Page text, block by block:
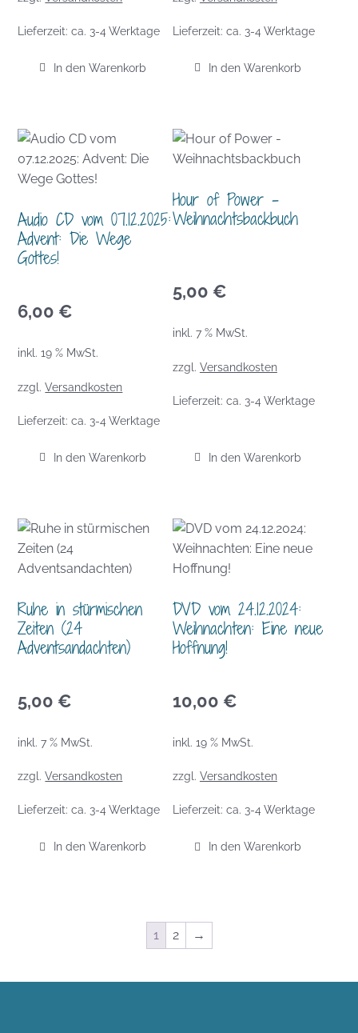
Lieferzeit:ca. 3-4 Werktage
In den Warenkorb
Lieferzeit: ca. 3-4 Werktage
In den Warenkorb
Audio CD vom 07.12.2025:
Advent: Die Wege
Gottes!
6,00 €
inkl. 19 % MwSt.
zzgl.Versandkosten
Lieferzeit:ca. 3-4 Werktage
In den Warenkorb
Hour of Power –
Weihnachtsbackbuch
5,00 €
inkl. 7 % MwSt.
zzgl. Versandkosten
Lieferzeit: ca. 3-4 Werktage
In den Warenkorb
Ruhe in stürmischen
Zeiten (24
Adventsandachten)
5,00 €
inkl. 7 % MwSt.
zzgl.Versandkosten
Lieferzeit:ca. 3-4 Werktage
In den Warenkorb
DVD vom 24.12.2024:
Weihnachten: Eine neue
Hoffnung!
10,00 €
inkl. 19 % MwSt.
zzgl. Versandkosten
Lieferzeit: ca. 3-4 Werktage
In den Warenkorb
1 2 →